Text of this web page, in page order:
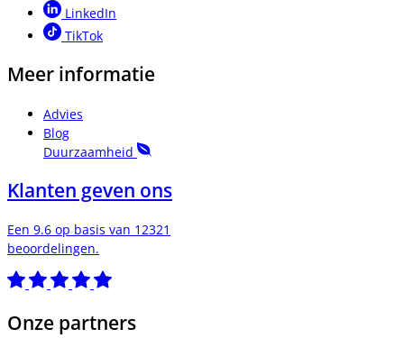
LinkedIn
TikTok
Meer informatie
Advies
Blog
Duurzaamheid
Klanten geven ons
Een 9.6 op basis van 12321
beoordelingen.
Onze partners